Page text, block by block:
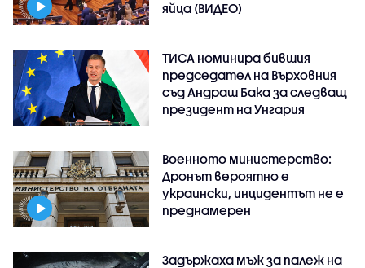
яйца (ВИДЕО)
ТИСА номинира бившия
председател на Върховния
съд Андраш Бака за следващ
президент на Унгария
Военното министерство:
Дронът вероятно е
украински, инцидентът не е
преднамерен
Задържаха мъж за палеж на